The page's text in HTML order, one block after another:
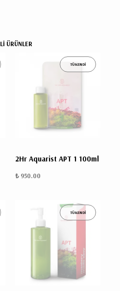
ÜRÜNLER
TÜKENDİ
2Hr Aquarist APT 1 100ml
₺ 950.00
TÜKENDİ